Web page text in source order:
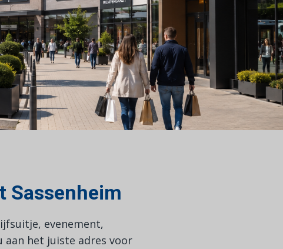
Sassenheim
evenement,
aan het juiste adres voor